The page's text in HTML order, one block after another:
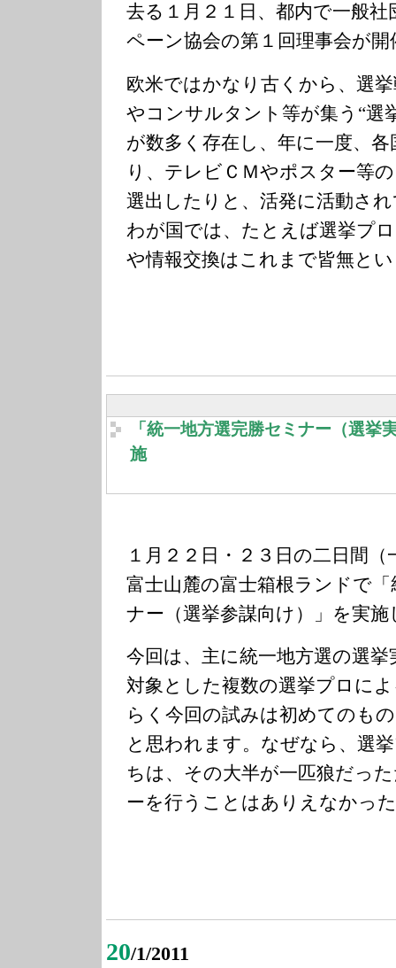
去る１月２１日、都内で一般
ペーン協会の第１回理事会が
欧米ではかなり古くから、選
やコンサルタント等が集う“選
が数多く存在し、年に一度、
り、テレビＣＭやポスター等
選出したりと、活発に活動さ
わが国では、たとえば選挙プ
や情報交換はこれまで皆無と
「統一地方選完勝セミナー（選挙
施
１月２２日・２３日の二日間
富士山麓の富士箱根ランドで
ナー（選挙参謀向け）」を実
今回は、主に統一地方選の選
対象とした複数の選挙プロに
らく今回の試みは初めてのも
と思われます。なぜなら、選
ちは、その大半が一匹狼だっ
ーを行うことはありえなかっ
20/1/2011